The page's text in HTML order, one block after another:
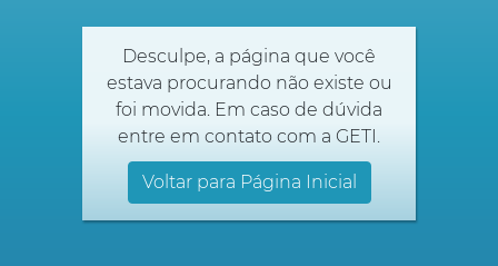
Desculpe, a página que você
estava procurando não existe ou
foi movida. Em caso de dúvida
entre em contato com a GETI.
Voltar para Página Inicial